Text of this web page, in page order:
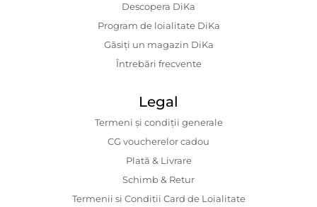
Descopera DiKa
Program de loialitate DiKa
Găsiți un magazin DiKa
Întrebări frecvente
Legal
Termeni și condiții generale
CG voucherelor cadou
Plată & Livrare
Schimb & Retur
Termenii si Conditii Card de Loialitate